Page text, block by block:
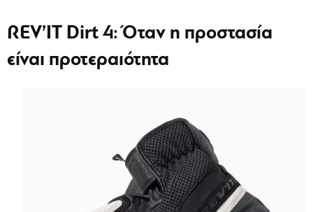
REV’IT Dirt 4: Όταν η προστασία
είναι προτεραιότητα